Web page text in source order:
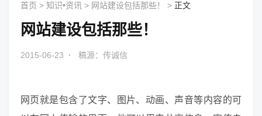
首页 > 知识•资讯 > 网站建设包括那些！ > 正文
网站建设包括那些！
2015-06-23 · 稿源：传诚信
网页就是包含了文字、图片、动画、声音等内容的可